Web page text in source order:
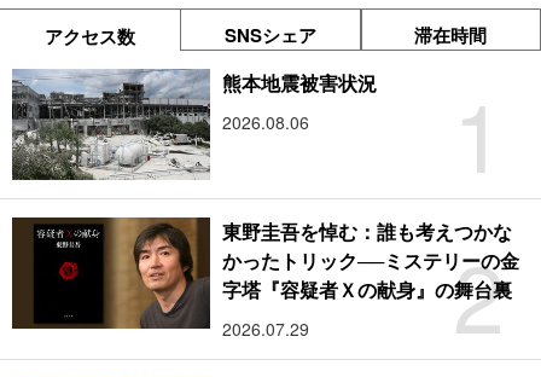
アクセス数 SNSシェア 滞在時間
1
熊本地震被害状況
2026.08.06
2
東野圭吾を悼む：誰も考えつかな
かったトリック──ミステリーの金
字塔『容疑者Ｘの献身』の舞台裏
2026.07.29